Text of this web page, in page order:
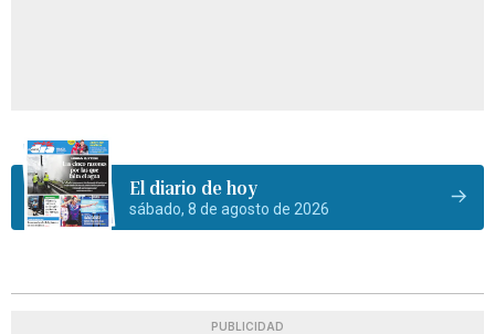
El diario de hoy
sábado, 8 de agosto de 2026
PUBLICIDAD